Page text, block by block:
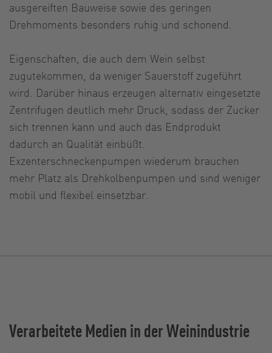
ausgereiften Bauweise sowie des geringen
Drehmoments besonders ruhig und schonend.
Eigenschaften, die auch dem Wein selbst
zugutekommen, da weniger Sauerstoff zugeführt
wird. Darüber hinaus erzeugen alternativ eingesetzte
Zentrifugen deutlich mehr Druck, sodass der Zucker
sich trennen kann und auch das Endprodukt
dadurch an Qualität einbüßt.
Exzenterschneckenpumpen wiederum brauchen
mehr Platz als Drehkolbenpumpen und sind weniger
mobil und flexibel einsetzbar.
Verarbeitete Medien in der Weinindustrie